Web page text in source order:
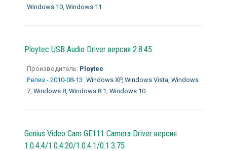
Windows 10, Windows 11
Ploytec USB Audio Driver версия 2.8.45
Производитель: Ploytec
Релиз - 2010-08-13 Windows XP, Windows Vista, Windows
7, Windows 8, Windows 8.1, Windows 10
Genius Video Cam GE111 Camera Driver версия
1.0.4.4/1.0.4.20/1.0.4.1/0.1.3.75